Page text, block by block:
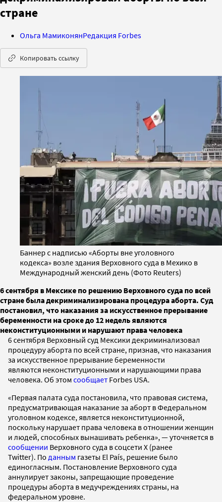
стране
Ольга МамиконянРедакция Forbes
Копировать ссылку
Баннер с надписью «Аборты вне уголовного
кодекса» возле здания Верховного суда в Мехико в
Международный женский день (Фото Reuters)
6 сентября в Мексике по решению Верховного суда по всей
стране была декриминализирована процедура аборта. Суд
постановил, что наказания за искусственное прерывание
беременности на сроке до 12 недель являются
неконституционными и нарушают права человека
6 сентября Верховный суд Мексики декриминализовал
процедуру аборта по всей стране, признав, что наказания
за искусственное прерывание беременности
являются неконституционными и нарушающими права
человека. Об этом сообщает Forbes USA.
«Первая палата суда постановила, что правовая система,
предусматривающая наказание за аборт в Федеральном
уголовном кодексе, является неконституционной,
поскольку нарушает права человека в отношении женщин
и людей, способных вынашивать ребенка», — уточняется в
сообщении Верховного суда в соцсети X (ранее
Twitter). По данным газеты El País, решение было
единогласным. Постановление Верховного суда
аннулирует законы, запрещающие проведение
процедуры аборта в медучреждениях страны, на
федеральном уровне.